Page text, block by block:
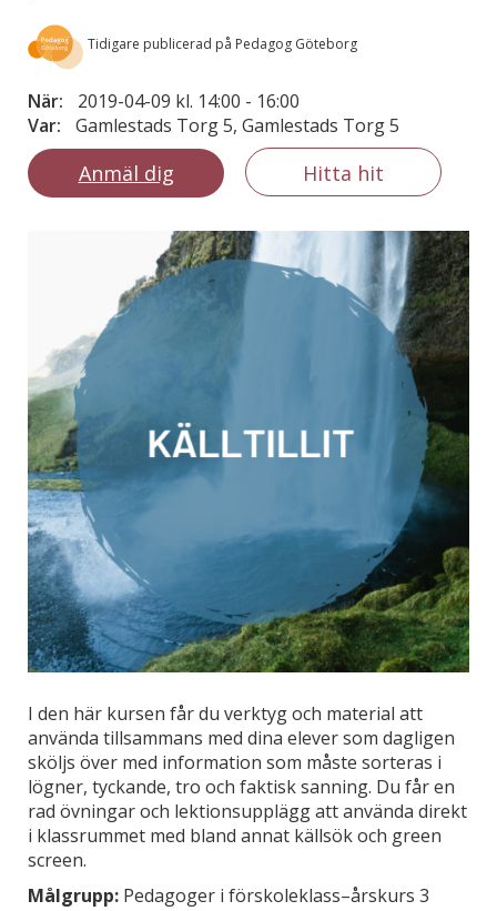
Tidigare publicerad på Pedagog Göteborg
När: 2019-04-09 kl. 14:00 - 16:00
Var:
Gamlestads Torg 5, Gamlestads Torg 5
Anmäl dig Hitta hit
I den här kursen får du verktyg och material att
använda tillsammans med dina elever som dagligen
sköljs över med information som måste sorteras i
lögner, tyckande, tro och faktisk sanning. Du får en
rad övningar och lektionsupplägg att använda direkt
i klassrummet med bland annat källsök och green
screen.
Målgrupp: Pedagoger i förskoleklass–årskurs 3